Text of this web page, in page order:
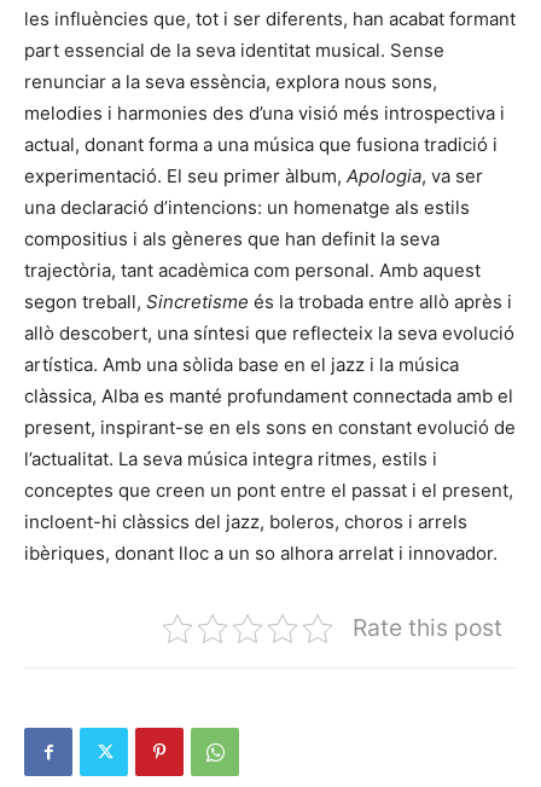
les influències que, tot i ser diferents, han acabat formant
part essencial de la seva identitat musical. Sense
renunciar a la seva essència, explora nous sons,
melodies i harmonies des d’una visió més introspectiva i
actual, donant forma a una música que fusiona tradició i
experimentació. El seu primer àlbum, Apologia, va ser
una declaració d’intencions: un homenatge als estils
compositius i als gèneres que han definit la seva
trajectòria, tant acadèmica com personal. Amb aquest
segon treball, Sincretisme és la trobada entre allò après i
allò descobert, una síntesi que reflecteix la seva evolució
artística. Amb una sòlida base en el jazz i la música
clàssica, Alba es manté profundament connectada amb el
present, inspirant-se en els sons en constant evolució de
l’actualitat. La seva música integra ritmes, estils i
conceptes que creen un pont entre el passat i el present,
incloent-hi clàssics del jazz, boleros, choros i arrels
ibèriques, donant lloc a un so alhora arrelat i innovador.
Rate this post